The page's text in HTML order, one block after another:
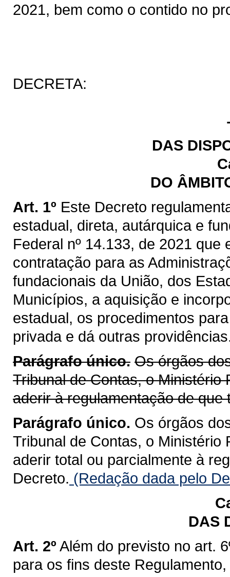
2021, bem como o contido no
DECRETA:
DAS
DO
Art. 1º Este Decreto
estadual, direta, autárquica e
Federal nº 14.133, de 2021
contratação para as
fundacionais da União, dos
Municípios, a aquisição e
estadual, os procedimentos
privada e dá outras
Parágrafo único. Os órgãos
Tribunal de Contas, o Ministério
aderir à regulamentação de que
Parágrafo único. Os órgãos
Tribunal de Contas, o Ministério
aderir total ou parcialmente à
Decreto. (Redação dada pelo
DAS
Art. 2º Além do previsto no art.
para os fins deste